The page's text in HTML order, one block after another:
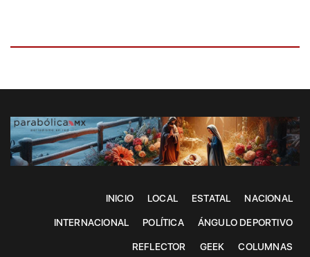
INICIO LOCAL ESTATAL NACIONAL
INTERNACIONAL POLÍTICA ÁNGULO DEPORTIVO
REFLECTOR GEEK COLUMNAS